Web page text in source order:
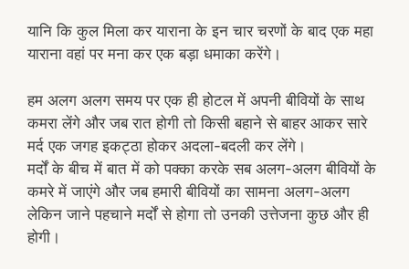
यानि कि कुल मिला कर याराना के इन चार चरणों के बाद एक महा
याराना वहां पर मना कर एक बड़ा धमाका करेंगे।
हम अलग अलग समय पर एक ही होटल में अपनी बीवियों के साथ
कमरा लेंगे और जब रात होगी तो किसी बहाने से बाहर आकर सारे
मर्द एक जगह इकट्ठा होकर अदला-बदली कर लेंगे।
मर्दों के बीच में बात में को पक्का करके सब अलग-अलग बीवियों के
कमरे में जाएंगे और जब हमारी बीवियों का सामना अलग-अलग
लेकिन जाने पहचाने मर्दों से होगा तो उनकी उत्तेजना कुछ और ही
होगी।